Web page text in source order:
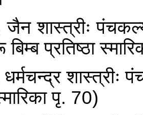
जैन शास्त्रीः
प्रतिष्ठा
शास्त्रीः
पृ. 70)